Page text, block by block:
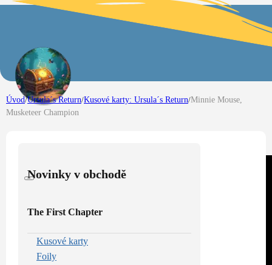
Úvod/Ursula´s Return/Kusové karty: Ursula´s Return/Minnie Mouse,
Musketeer Champion
Novinky v obchodě
The First Chapter
Kusové karty
Foily